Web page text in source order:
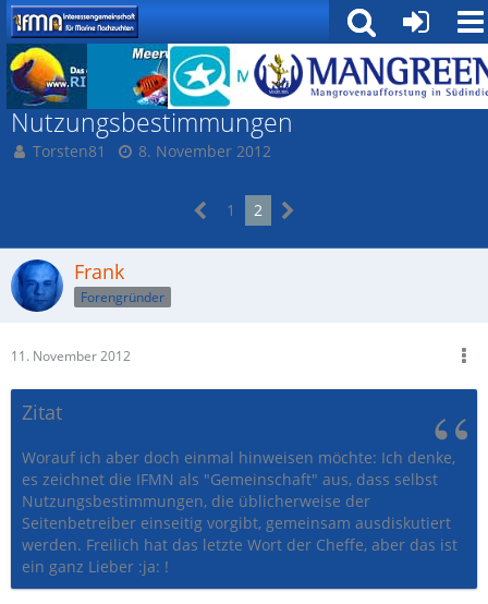
Rund um die IfMN
Nutzungsbestimmungen
Torsten81 8. November 2012
1 2
Frank
Forengründer
11. November 2012
Zitat
Worauf ich aber doch einmal hinweisen möchte: Ich denke,
es zeichnet die IFMN als "Gemeinschaft" aus, dass selbst
Nutzungsbestimmungen, die üblicherweise der
Seitenbetreiber einseitig vorgibt, gemeinsam ausdiskutiert
werden. Freilich hat das letzte Wort der Cheffe, aber das ist
ein ganz Lieber :ja: !